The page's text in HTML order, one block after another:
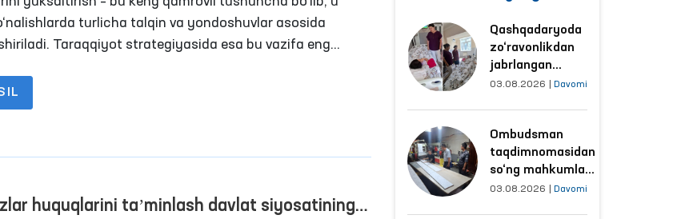
turlicha talqin va yondoshuvlar asosida
Taraqqiyot strategiyasida esa bu vazifa eng
davlat organlari va Parlament miqyosida bajarilishi
huquqlarini taʼminlash davlat siyosatining
Qashqadaryoda
zo‘ravonlikdan
jabrlangan
ayolning holati
o‘rganildi
03.08.2026 Davomi
Ombudsman
taqdimnomasidan
so‘ng mahkumlar
mehnat
03.08.2026 Davomi